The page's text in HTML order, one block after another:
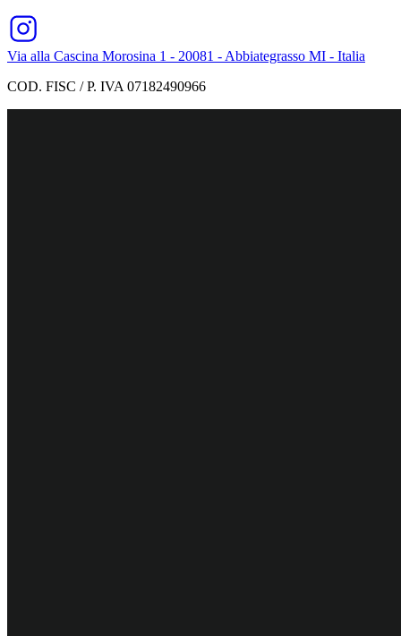
Via alla Cascina Morosina 1 - 20081 - Abbiategrasso MI - Italia
COD. FISC / P. IVA 07182490966